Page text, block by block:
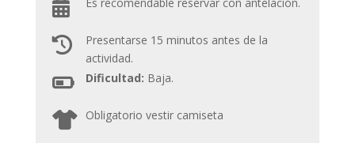
Presentarse 15 minutos antes de la
actividad.
Dificultad: Baja.
Obligatorio vestir camiseta